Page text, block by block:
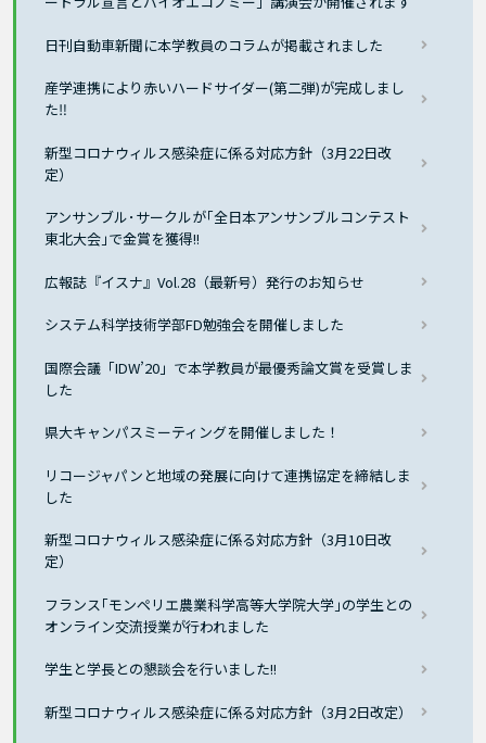
日刊自動車新聞に本学教員のコラムが掲載されました
産学連携により赤いハードサイダー(第二弾)が完成しまし
た‼
新型コロナウィルス感染症に係る対応方針（3月22日改
定）
アンサンブル･サークルが｢全日本アンサンブルコンテスト
東北大会｣で金賞を獲得!!
広報誌『イスナ』Vol.28（最新号）発行のお知らせ
システム科学技術学部FD勉強会を開催しました
国際会議「IDW’20」で本学教員が最優秀論文賞を受賞しま
した
県大キャンパスミーティングを開催しました！
リコージャパンと地域の発展に向けて連携協定を締結しま
した
新型コロナウィルス感染症に係る対応方針（3月10日改
定）
フランス｢モンペリエ農業科学高等大学院大学｣の学生との
オンライン交流授業が行われました
学生と学長との懇談会を行いました!!
新型コロナウィルス感染症に係る対応方針（3月2日改定）